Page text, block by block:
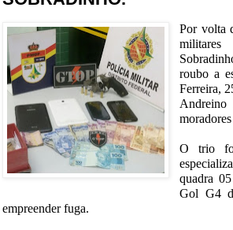
Por volta
roubo a
Ferreira,
O trio foi
quadra
Gol G4
empreender fuga.